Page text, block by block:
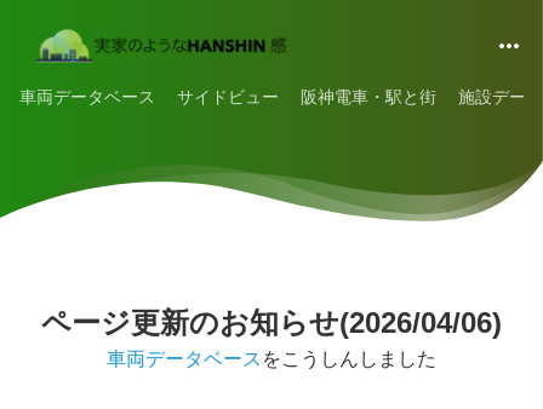
車両データベース サイドビュー 阪神電車・駅と街 施設デー
ページ更新のお知らせ(2026/04/06)
車両データベース をこうしんしました